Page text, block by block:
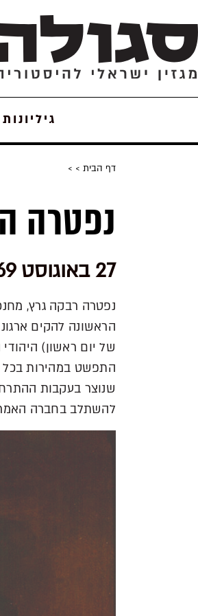
to
content
גיליונות
דף הבית >
>
נפטרה
27 באוגוסט 1869 – כ' באלול ה'תרכ"ט
נפטרה רבקה גרץ,
של יום ראשון)
התפשט במהירות בכל
שנוצר בעקבות
להשתלב בחברה